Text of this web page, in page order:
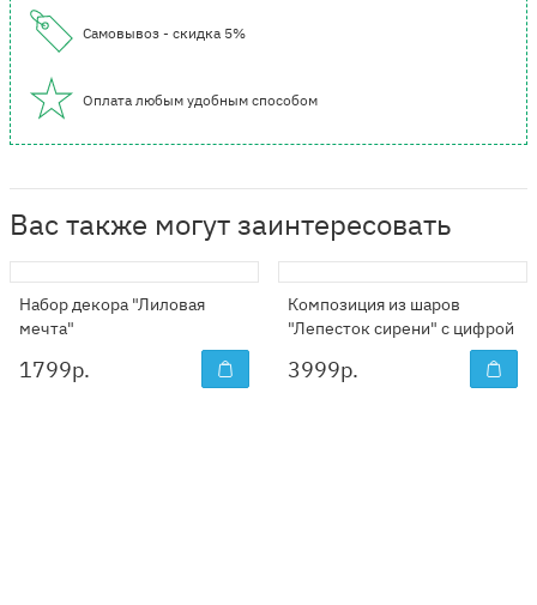
Самовывоз - скидка 5%
Оплата любым удобным способом
Вас также могут заинтересовать
Набор декора "Лиловая
мечта"
1799р.
Композиция из шаров
"Лепесток сирени" с цифрой
3999р.